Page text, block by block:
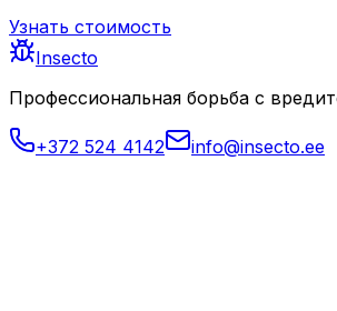
Узнать стоимость
Insecto
Профессиональная борьба с
+372 524 4142 info@insecto.ee